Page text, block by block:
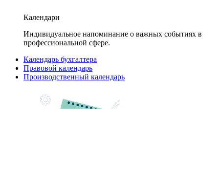
Календари
Индивидуальное напоминание о важных событиях в
профессиональной сфере.
Календарь бухгалтера
Правовой календарь
Производственный календарь